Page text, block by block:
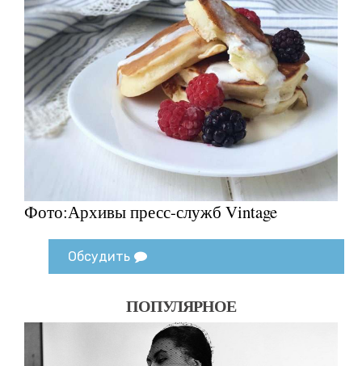
Фото:Архивы пресс-служб Vintage
Обсудить
ПОПУЛЯРНОЕ